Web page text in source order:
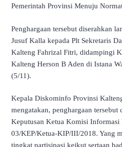
Pemerintah Provinsi Menuju
Penghargaan tersebut diserahkan
Jusuf Kalla kepada Plt Sekretaris
Kalteng Fahrizal Fitri, didampingi
Kalteng Herson B Aden di Istana
(5/11).
Kepala Diskominfo Provinsi
mengatakan, penghargaan tersebut
Keputusan Ketua Komisi Informasi
03/KEP/Ketua-KIP/III/2018. Yang
tingkat partisipasi keikut sertaan